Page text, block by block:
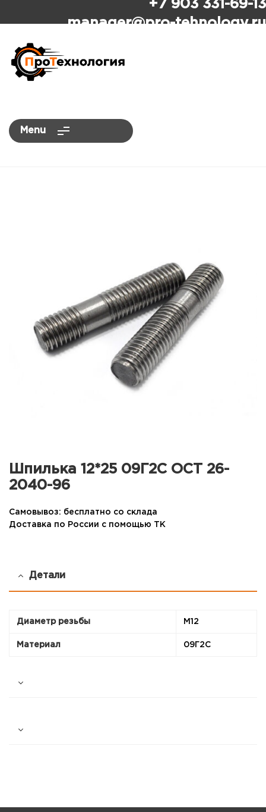
+7 903 331-69-13
manager@pro-tehnology.ru
Menu
Шпилька 12*25 09Г2С ОСТ 26-
2040-96
Самовывоз: бесплатно со склада
Доставка по России с помощью ТК
Детали
Диаметр резьбы М12
Материал 09Г2С